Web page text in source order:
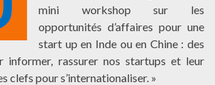
mini workshop sur les
opportunités d’affaires pour une
start up en Inde ou en Chine : des
informer, rassurer nos startups et leur
clefs pour s’internationaliser. »